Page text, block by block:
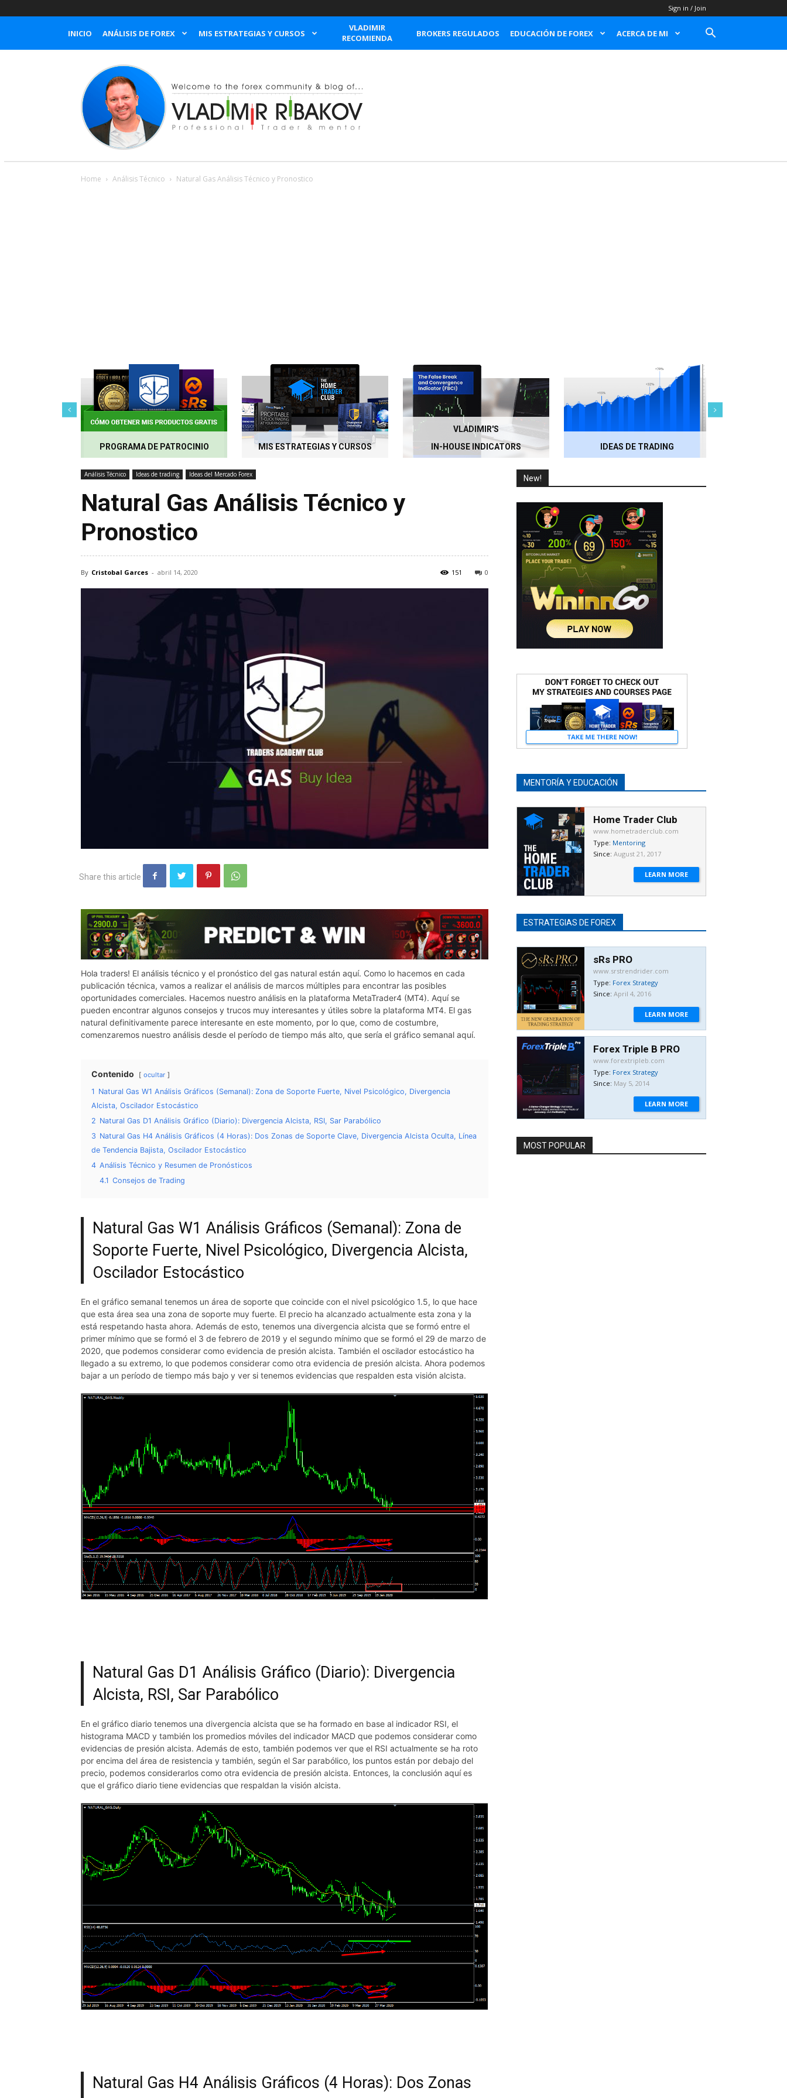
Sign in / Join
INICIO ANÁLISIS DE FOREX MIS ESTRATEGIAS Y CURSOS
VLADIMIR
RECOMIENDA
BROKERS REGULADOS EDUCACIÓN DE FOREX ACERCA DE MI
Home Análisis Técnico Natural Gas Análisis Técnico y Pronostico
PROGRAMA DE PATROCINIO MIS ESTRATEGIAS Y CURSOS
VLADIMIR'S
IN-HOUSE INDICATORS
IDEAS DE TRADING
Análisis Técnico Ideas de trading Ideas del Mercado Forex
Natural Gas Análisis Técnico y
Pronostico
By Cristobal Garces - abril 14, 2020 0
151
Hola traders! El análisis técnico y el pronóstico del gas natural están aquí. Como lo hacemos en cada
publicación técnica, vamos a realizar el análisis de marcos múltiples para encontrar las posibles
oportunidades comerciales. Hacemos nuestro análisis en la plataforma MetaTrader4 (MT4). Aquí se
pueden encontrar algunos consejos y trucos muy interesantes y útiles sobre la plataforma MT4. El gas
natural definitivamente parece interesante en este momento, por lo que, como de costumbre,
comenzaremos nuestro análisis desde el período de tiempo más alto, que sería el gráfico semanal aquí.
Contenido ocultar
1 Natural Gas W1 Análisis Gráficos (Semanal): Zona de Soporte Fuerte, Nivel Psicológico, Divergencia
Alcista, Oscilador Estocástico
2 Natural Gas D1 Análisis Gráfico (Diario): Divergencia Alcista, RSI, Sar Parabólico
3 Natural Gas H4 Análisis Gráficos (4 Horas): Dos Zonas de Soporte Clave, Divergencia Alcista Oculta, Línea
de Tendencia Bajista, Oscilador Estocástico
4 Análisis Técnico y Resumen de Pronósticos
4.1 Consejos de Trading
Natural Gas W1 Análisis Gráficos (Semanal): Zona de
Soporte Fuerte, Nivel Psicológico, Divergencia Alcista,
Oscilador Estocástico
En el gráfico semanal tenemos un área de soporte que coincide con el nivel psicológico 1.5, lo que hace
que esta área sea una zona de soporte muy fuerte. El precio ha alcanzado actualmente esta zona y la
está respetando hasta ahora. Además de esto, tenemos una divergencia alcista que se formó entre el
primer mínimo que se formó el 3 de febrero de 2019 y el segundo mínimo que se formó el 29 de marzo de
2020, que podemos considerar como evidencia de presión alcista. También el oscilador estocástico ha
llegado a su extremo, lo que podemos considerar como otra evidencia de presión alcista. Ahora podemos
bajar a un período de tiempo más bajo y ver si tenemos evidencias que respalden esta visión alcista.
Natural Gas D1 Análisis Gráfico (Diario): Divergencia
Alcista, RSI, Sar Parabólico
En el gráfico diario tenemos una divergencia alcista que se ha formado en base al indicador RSI, el
histograma MACD y también los promedios móviles del indicador MACD que podemos considerar como
evidencias de presión alcista. Además de esto, también podemos ver que el RSI actualmente se ha roto
por encima del área de resistencia y también, según el Sar parabólico, los puntos están por debajo del
precio, podemos considerarlos como otra evidencia de presión alcista. Entonces, la conclusión aquí es
que el gráfico diario tiene evidencias que respaldan la visión alcista.
Natural Gas H4 Análisis Gráficos (4 Horas): Dos Zonas
New!
MENTORÍA Y EDUCACIÓN
Home Trader Club
www.hometraderclub.com
Type: Mentoring
Since: August 21, 2017
LEARN MORE
ESTRATEGIAS DE FOREX
sRs PRO
www.srstrendrider.com
Type: Forex Strategy
Since: April 4, 2016
LEARN MORE
Forex Triple B PRO
www.forextripleb.com
Type: Forex Strategy
Since: May 5, 2014
LEARN MORE
MOST POPULAR